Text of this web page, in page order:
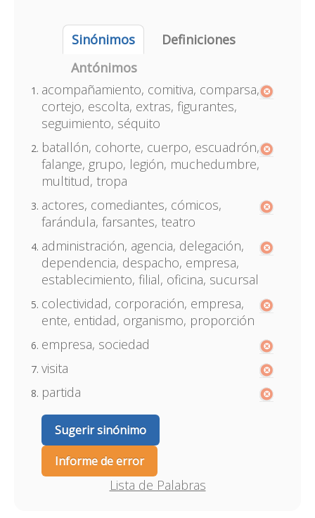
Sinónimos
Definiciones
Antónimos
acompañamiento, comitiva, comparsa,
cortejo, escolta, extras, figurantes,
seguimiento, séquito
batallón, cohorte, cuerpo, escuadrón,
falange, grupo, legión, muchedumbre,
multitud, tropa
actores, comediantes, cómicos,
farándula, farsantes, teatro
administración, agencia, delegación,
dependencia, despacho, empresa,
establecimiento, filial, oficina, sucursal
colectividad, corporación, empresa,
ente, entidad, organismo, proporción
empresa, sociedad
visita
partida
Sugerir sinónimo
Informe de error
Lista de Palabras